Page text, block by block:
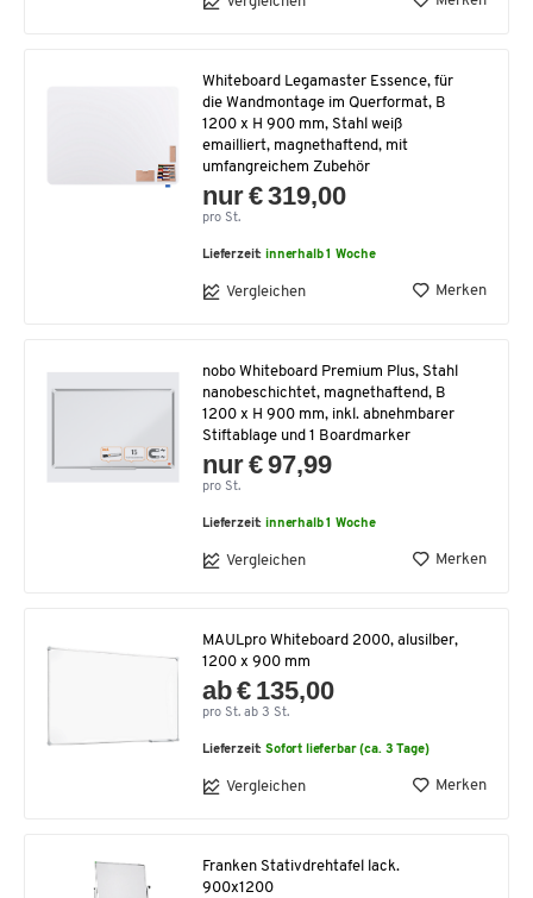
Whiteboard Legamaster Essence, für
die Wandmontage im Querformat, B
1200 x H 900 mm, Stahl weiß
emailliert, magnethaftend, mit
umfangreichem Zubehör
nur € 319,00
pro St.
Lieferzeit:innerhalb 1 Woche
Vergleichen Merken
nobo Whiteboard Premium Plus, Stahl
nanobeschichtet, magnethaftend, B
1200 x H 900 mm, inkl. abnehmbarer
Stiftablage und 1 Boardmarker
nur € 97,99
pro St.
Lieferzeit:innerhalb 1 Woche
Vergleichen Merken
MAULpro Whiteboard 2000, alusilber,
1200 x 900 mm
ab € 135,00
pro St. ab 3 St.
Lieferzeit:Sofort lieferbar (ca. 3 Tage)
Vergleichen Merken
Franken Stativdrehtafel lack.
900x1200